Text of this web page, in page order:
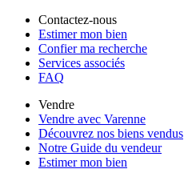
Contactez-nous
Estimer mon bien
Confier ma recherche
Services associés
FAQ
Vendre
Vendre avec Varenne
Découvrez nos biens vendus
Notre Guide du vendeur
Estimer mon bien